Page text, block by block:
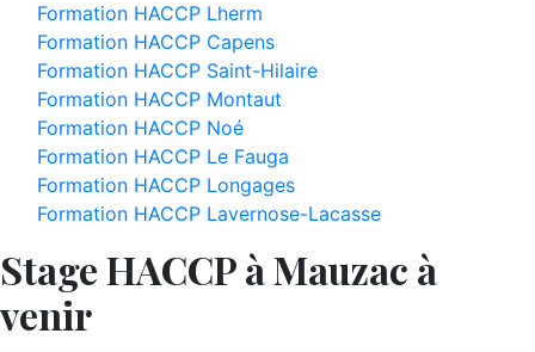
Formation HACCP Lherm
Formation HACCP Capens
Formation HACCP Saint-Hilaire
Formation HACCP Montaut
Formation HACCP Noé
Formation HACCP Le Fauga
Formation HACCP Longages
Formation HACCP Lavernose-Lacasse
Stage HACCP à Mauzac à
venir